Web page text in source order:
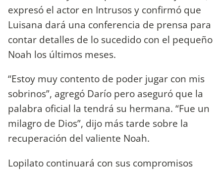
expresó el actor en Intrusos y confirmó que
Luisana dará una conferencia de prensa para
contar detalles de lo sucedido con el pequeño
Noah los últimos meses.
“Estoy muy contento de poder jugar con mis
sobrinos”, agregó Darío pero aseguró que la
palabra oficial la tendrá su hermana. “Fue un
milagro de Dios”, dijo más tarde sobre la
recuperación del valiente Noah.
Lopilato continuará con sus compromisos